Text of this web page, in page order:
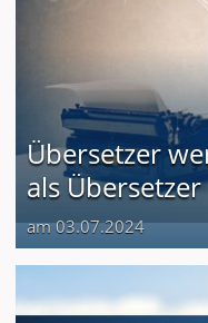
Übersetzer
als Übersetzer
am 03.07.2024